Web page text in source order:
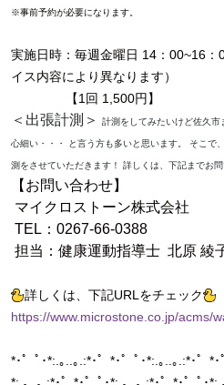
※事前予約が必要になります。
実施日時：毎週金曜日 14：00~16
イス内容により異なります）
【1回 1,500円】
＜出張計測＞ 計測をしてみたいけど佐久
心細い・・・ と言う方も多いと思います。 そこで
測をさせていただきます！ 詳しくは、下記までお問
【お問い合わせ】
マイクロストーン株式会社
TEL：0267-66-0388
担当：健康運動指導士 北原 綾
詳しくは、下記URLをチェック
https://www.microstone.co.jp/acms/
*･゜ﾟ･*:.｡..｡.:*･゜*･゜ﾟ･*:.｡..｡.:*･゜*